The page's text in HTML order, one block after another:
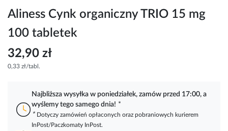
Aliness Cynk organiczny TRIO 15 mg
100 tabletek
32,90 zł
0,33 zł/tabl.
Najbliższa wysyłka w poniedziałek, zamów przed 17:00, a
wyślemy tego samego dnia! *
* Dotyczy zamówień opłaconych oraz pobraniowych kurierem
InPost/Paczkomaty InPost.